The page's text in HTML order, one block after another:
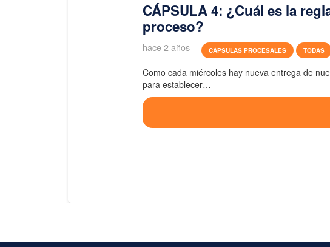
CÁPSULA 4: ¿Cuál es la
proceso?
hace 2 años CÁPSULAS PROCESALES TODAS
Como cada miércoles hay nueva entrega de
para establecer…